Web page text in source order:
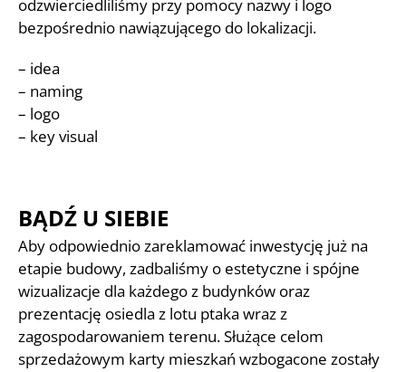
odzwierciedliliśmy przy pomocy nazwy i logo
bezpośrednio nawiązującego do lokalizacji.
– idea
– naming
– logo
– key visual
BĄDŹ U SIEBIE
Aby odpowiednio zareklamować inwestycję już na
etapie budowy, zadbaliśmy o estetyczne i spójne
wizualizacje dla każdego z budynków oraz
prezentację osiedla z lotu ptaka wraz z
zagospodarowaniem terenu. Służące celom
sprzedażowym karty mieszkań wzbogacone zostały